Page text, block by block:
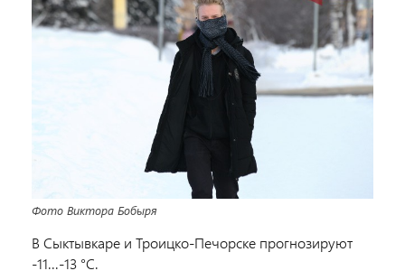
Фото Виктора Бобыря
В Сыктывкаре и Троицко-Печорске прогнозируют
-11...-13 °C.